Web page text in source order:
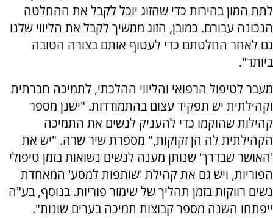
לתת המון בהירות כדי שהזוג יוכל לקבל את ההחלטה
הנכונה עבורם. כמובן, הזוג ממשיך לקבל את הליווי שלנו
גם לאחר החלטתם כדי לעטוף אותם בצורה הטובה
ביותר".
מעבר לטיפול הרפואי והליווי ההלכתי, לתמיכה חברתית
וקהילתית יש תפקיד עצום בהתמודדות. "ישנן מספר
קהילות שהוקמו כדי להעניק לנשים את התמיכה
הקהילתית לה הן זקוקות," מספרת שיר שרה. "יש את
'האושר שבדרך' שנותן מענה לנשים נשואות בזמן טיפולי
הפוריות, ויש גם את קהילת 'שותפות למסע' המאחדת
נשים רווקות בזמן תהליך של שימור פוריות. בנוסף, בע"ה
ייפתחו השנה מספר קבוצות תמיכה בערים שונות".